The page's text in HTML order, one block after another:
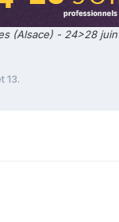
(Alsace) - 24>28
13.